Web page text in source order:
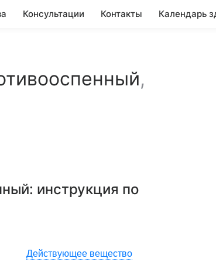
Консультации Контакты Календарь
,
: инструкция по
Действующее вещество